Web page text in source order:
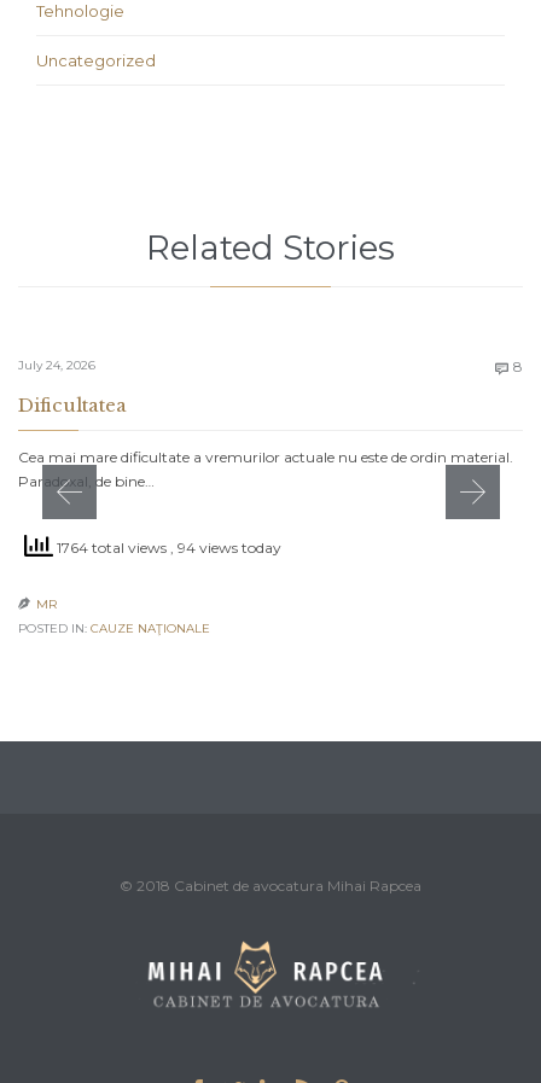
Tehnologie
Uncategorized
Related Stories
July 24, 2026  8
Dificultatea
Cea mai mare dificultate a vremurilor actuale nu este de ordin material.
Paradoxal, de bine…
1764 total views , 94 views today
 MR
POSTED IN: CAUZE NAŢIONALE
© 2018 Cabinet de avocatura Mihai Rapcea